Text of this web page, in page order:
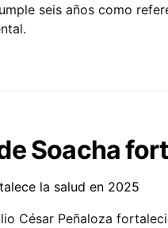
seis años como
Soacha
César Peñaloza